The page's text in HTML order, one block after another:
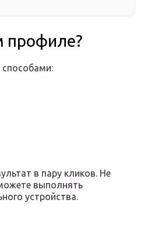
профиле?
в пару кликов. Не
выполнять
устройства.